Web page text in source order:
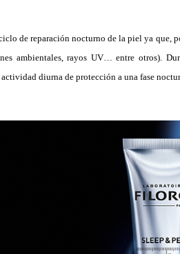
de reparación nocturno de la piel ya que,
ambientales, rayos UV… entre otros).
diurna de protección a una fase